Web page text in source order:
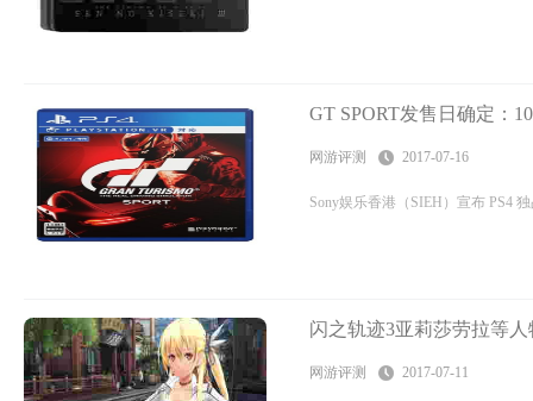
GT SPORT发售日确定：
网游评测 2017-07-16
Sony娱乐香港（SIEH）宣布 PS4
闪之轨迹3亚莉莎劳拉等
网游评测 2017-07-11